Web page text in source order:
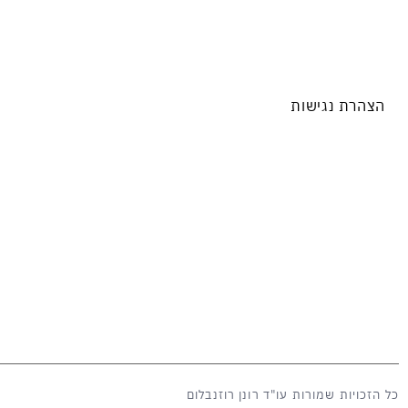
הצהרת נגישות
כל הזכויות שמורות עו"ד רונן רוזנבלום